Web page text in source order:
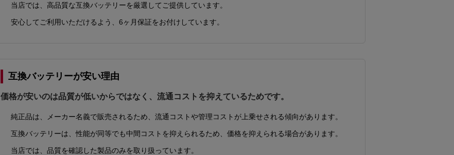
当店では、高品質な互換バッテリーを厳選してご提供しています。
安心してご利用いただけるよう、6ヶ月保証をお付けしています。
互換バッテリーが安い理由
価格が安いのは品質が低いからではなく、流通コストを抑えているためです。
純正品は、メーカー名義で販売されるため、流通コストや管理コストが上乗せされる傾向があります。
互換バッテリーは、性能が同等でも中間コストを抑えられるため、価格を抑えられる場合があります。
当店では、品質を確認した製品のみを取り扱っています。